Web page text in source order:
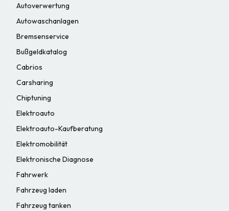
Autoverwertung
Autowaschanlagen
Bremsenservice
Bußgeldkatalog
Cabrios
Carsharing
Chiptuning
Elektroauto
Elektroauto-Kaufberatung
Elektromobilität
Elektronische Diagnose
Fahrwerk
Fahrzeug laden
Fahrzeug tanken